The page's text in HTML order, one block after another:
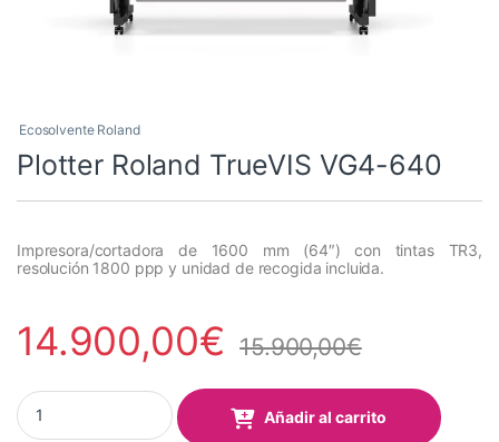
Ecosolvente Roland
Plotter Roland TrueVIS VG4-640
Impresora/cortadora de 1600 mm (64″) con tintas TR3,
resolución 1800 ppp y unidad de recogida incluida.
14.900,00€ 15.900,00€
Plotter Roland TrueVIS VG4-640 quantity
Añadir al carrito